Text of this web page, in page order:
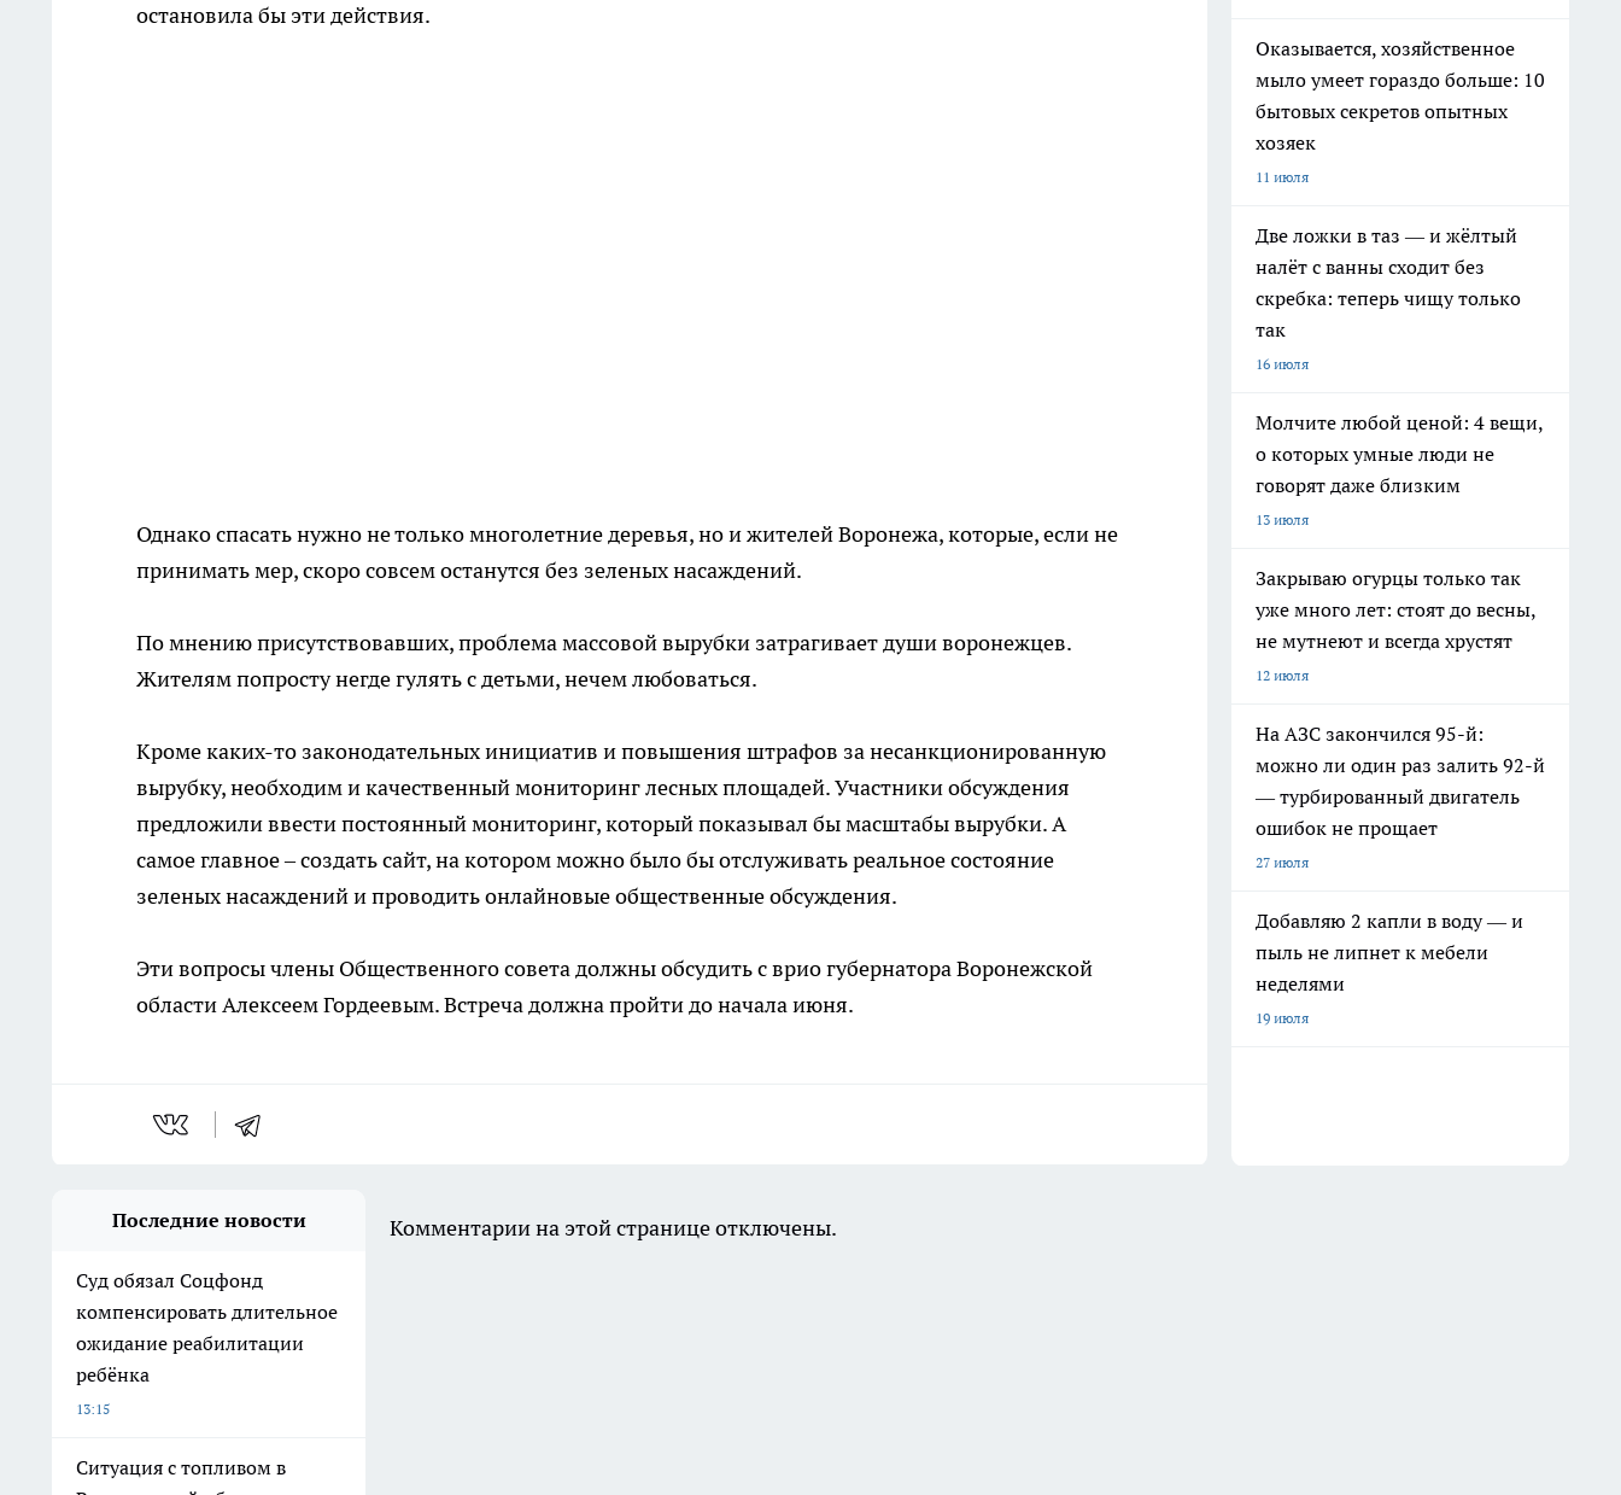
остановила бы эти действия.
Однако спасать нужно не только многолетние деревья, но и жителей Воронежа, которые, если не
принимать мер, скоро совсем останутся без зеленых насаждений.
По мнению присутствовавших, проблема массовой вырубки затрагивает души воронежцев.
Жителям попросту негде гулять с детьми, нечем любоваться.
Кроме каких-то законодательных инициатив и повышения штрафов за несанкционированную
вырубку, необходим и качественный мониторинг лесных площадей. Участники обсуждения
предложили ввести постоянный мониторинг, который показывал бы масштабы вырубки. А
самое главное – создать сайт, на котором можно было бы отслуживать реальное состояние
зеленых насаждений и проводить онлайновые общественные обсуждения.
Эти вопросы члены Общественного совета должны обсудить с врио губернатора Воронежской
области Алексеем Гордеевым. Встреча должна пройти до начала июня.
Оказывается, хозяйственное
мыло умеет гораздо больше: 10
бытовых секретов опытных
хозяек
11 июля
Две ложки в таз — и жёлтый
налёт с ванны сходит без
скребка: теперь чищу только
так
16 июля
Молчите любой ценой: 4 вещи,
о которых умные люди не
говорят даже близким
13 июля
Закрываю огурцы только так
уже много лет: стоят до весны,
не мутнеют и всегда хрустят
12 июля
На АЗС закончился 95-й:
можно ли один раз залить 92-й
— турбированный двигатель
ошибок не прощает
27 июля
Добавляю 2 капли в воду — и
пыль не липнет к мебели
неделями
19 июля
Последние новости
Суд обязал Соцфонд
компенсировать длительное
ожидание реабилитации
ребёнка
13:15
Ситуация с топливом в
Комментарии на этой странице отключены.